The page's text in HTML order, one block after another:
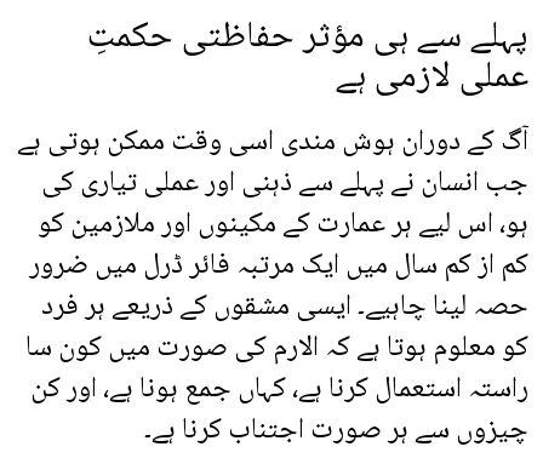
پہلے سے ہی مؤثر حفاظتی حکمتِ
عملی لازمی ہے
آگ کے دوران ہوش مندی اسی وقت ممکن ہوتی ہے
جب انسان نے پہلے سے ذہنی اور عملی تیاری کی
ہو، اس لیے ہر عمارت کے مکینوں اور ملازمین کو
کم از کم سال میں ایک مرتبہ فائر ڈرل میں ضرور
حصہ لینا چاہیے۔ ایسی مشقوں کے ذریعے ہر فرد
کو معلوم ہوتا ہے کہ الارم کی صورت میں کون سا
راستہ استعمال کرنا ہے، کہاں جمع ہونا ہے، اور کن
چیزوں سے ہر صورت اجتناب کرنا ہے۔